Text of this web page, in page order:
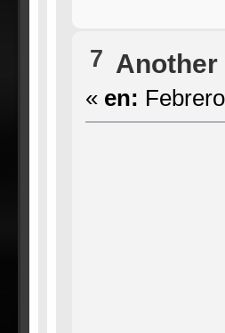
7 Another
« en: